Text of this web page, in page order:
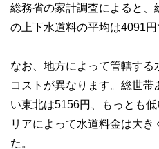
総務省の家計調査によると、
の上下水道料の平均は4091円
なお、地方によって管轄する
コストが異なります。総世
い東北は5156円、もっとも
リアによって水道料金は大き
た。